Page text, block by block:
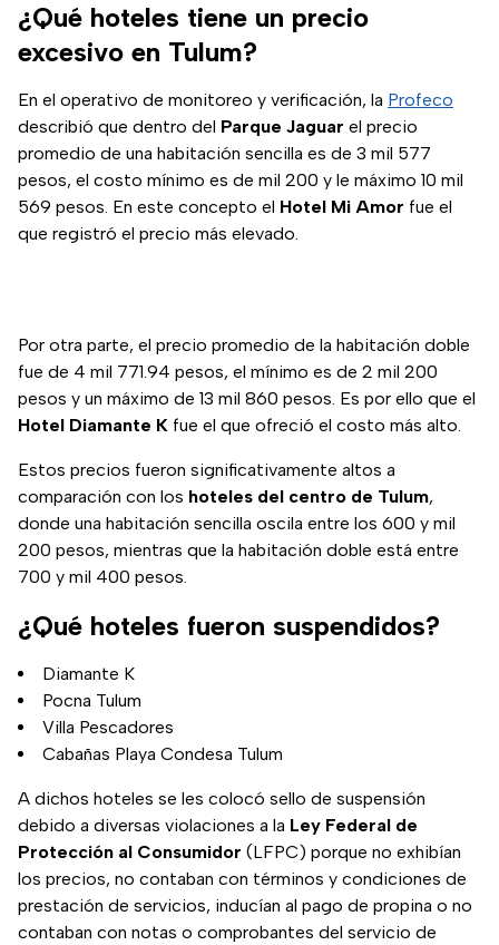
¿Qué hoteles tiene un precio
excesivo en Tulum?
En el operativo de monitoreo y verificación, la Profeco
describió que dentro del Parque Jaguar el precio
promedio de una habitación sencilla es de 3 mil 577
pesos, el costo mínimo es de mil 200 y le máximo 10 mil
569 pesos. En este concepto el Hotel Mi Amor fue el
que registró el precio más elevado.
Por otra parte, el precio promedio de la habitación doble
fue de 4 mil 771.94 pesos, el mínimo es de 2 mil 200
pesos y un máximo de 13 mil 860 pesos. Es por ello que el
Hotel Diamante K fue el que ofreció el costo más alto.
Estos precios fueron significativamente altos a
comparación con los hoteles del centro de Tulum,
donde una habitación sencilla oscila entre los 600 y mil
200 pesos, mientras que la habitación doble está entre
700 y mil 400 pesos.
¿Qué hoteles fueron suspendidos?
Diamante K
Pocna Tulum
Villa Pescadores
Cabañas Playa Condesa Tulum
A dichos hoteles se les colocó sello de suspensión
debido a diversas violaciones a la Ley Federal de
Protección al Consumidor (LFPC) porque no exhibían
los precios, no contaban con términos y condiciones de
prestación de servicios, inducían al pago de propina o no
contaban con notas o comprobantes del servicio de